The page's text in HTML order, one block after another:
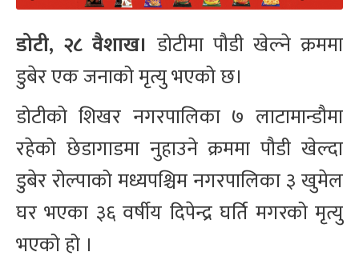
डोटी, २८ वैशाख। डोटीमा पौडी खेल्ने क्रममा
डुबेर एक जनाको मृत्यु भएको छ।
डोटीको शिखर नगरपालिका ७ लाटामान्डौमा
रहेको छेडागाडमा नुहाउने क्रममा पौडी खेल्दा
डुबेर रोल्पाको मध्यपश्चिम नगरपालिका ३ खुमेल
घर भएका ३६ वर्षीय दिपेन्द्र घर्ति मगरको मृत्यु
भएको हो ।